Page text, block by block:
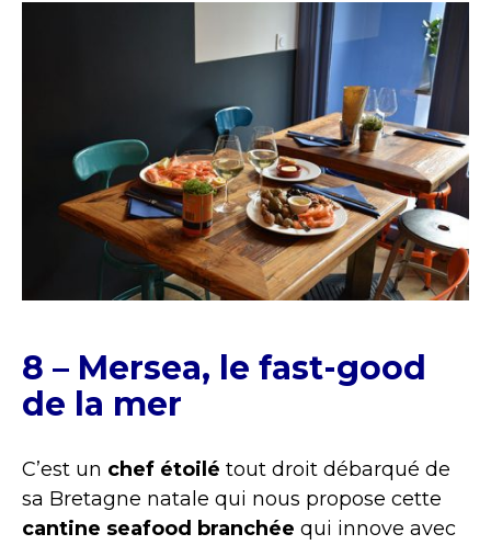
8 – Mersea, le fast-good
de la mer
C’est un chef étoilé tout droit débarqué de
sa Bretagne natale qui nous propose cette
cantine seafood branchée qui innove avec